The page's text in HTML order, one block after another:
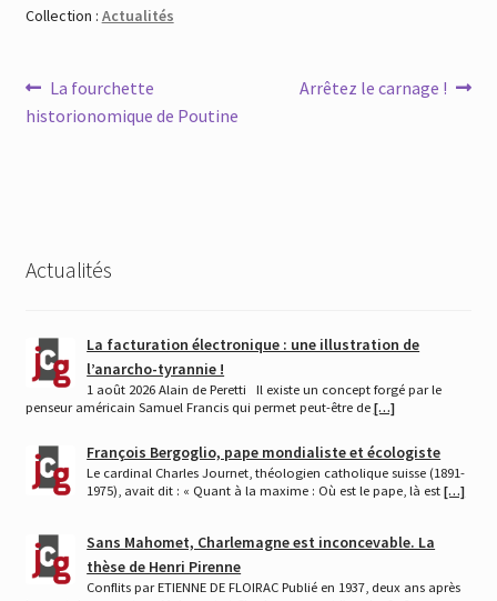
Collection : Actualités
Navigation
de
Article
précédent :
La fourchette
historionomique de Poutine
Article
Arrêtez le carnage !
Actualités
La facturation électronique : une illustration de
l’anarcho-tyrannie !
1 août 2026 Alain de Peretti Il existe un concept forgé par le
penseur américain Samuel Francis qui permet peut-être de […]
François Bergoglio, pape mondialiste et écologiste
Le cardinal Charles Journet, théologien catholique suisse (1891-
1975), avait dit : « Quant à la maxime : Où est le pape, là est[…]
Sans Mahomet, Charlemagne est inconcevable. La
thèse de Henri Pirenne
Conflits par ETIENNE DE FLOIRAC Publié en 1937, deux ans après